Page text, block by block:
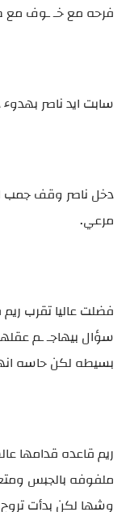
فرحه مع خـ ـوف مع
سابت ايد ناصر
دخل ناصر وقف جمب
مرعي.
فضلت عاليا تقرب
سؤال بيهاجـ ـم
بسيطه لكن حاسه
ريم قاعده قدامها
ملفوفه بالجبس
وشها لكن بدأت